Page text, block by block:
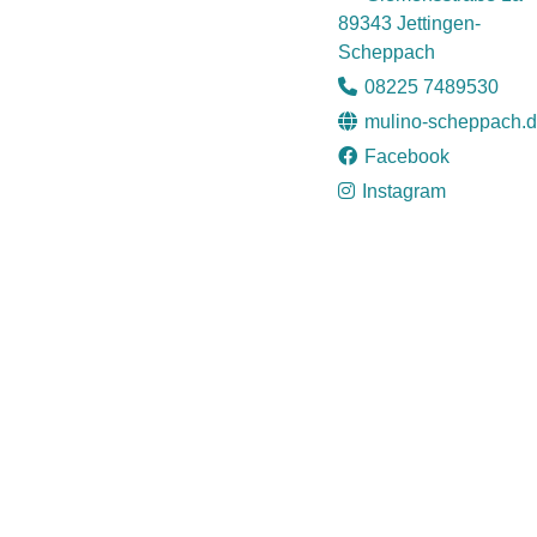
89343 Jettingen-
Scheppach
08225 7489530
mulino-
Facebook
Instagram